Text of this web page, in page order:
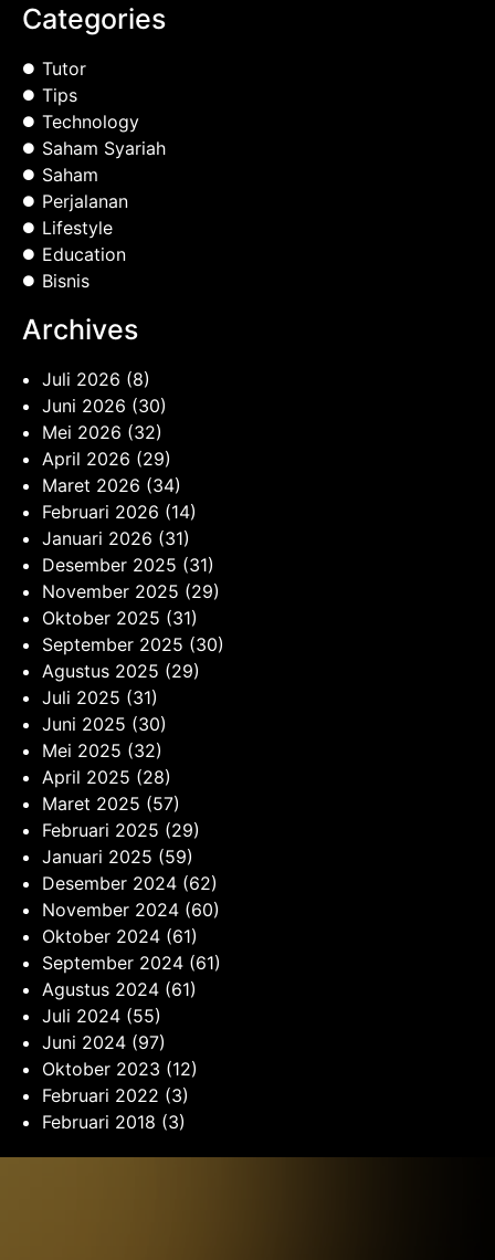
Categories
Tutor
Tips
Technology
Saham Syariah
Saham
Perjalanan
Lifestyle
Education
Bisnis
Archives
Juli 2026 (8)
Juni 2026 (30)
Mei 2026 (32)
April 2026 (29)
Maret 2026 (34)
Februari 2026 (14)
Januari 2026 (31)
Desember 2025 (31)
November 2025 (29)
Oktober 2025 (31)
September 2025 (30)
Agustus 2025 (29)
Juli 2025 (31)
Juni 2025 (30)
Mei 2025 (32)
April 2025 (28)
Maret 2025 (57)
Februari 2025 (29)
Januari 2025 (59)
Desember 2024 (62)
November 2024 (60)
Oktober 2024 (61)
September 2024 (61)
Agustus 2024 (61)
Juli 2024 (55)
Juni 2024 (97)
Oktober 2023 (12)
Februari 2022 (3)
Februari 2018 (3)